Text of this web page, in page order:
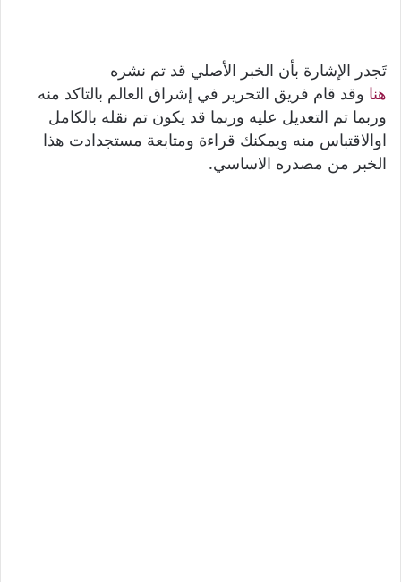
تَجدر الإشارة بأن الخبر الأصلي قد تم نشره
هنا وقد قام فريق التحرير في إشراق العالم بالتاكد منه
وربما تم التعديل عليه وربما قد يكون تم نقله بالكامل
اوالاقتباس منه ويمكنك قراءة ومتابعة مستجدادت هذا
الخبر من مصدره الاساسي.